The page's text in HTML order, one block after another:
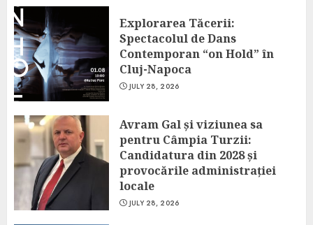
Explorarea Tăcerii:
Spectacolul de Dans
Contemporan “on Hold” în
Cluj-Napoca
JULY 28, 2026
Avram Gal și viziunea sa
pentru Câmpia Turzii:
Candidatura din 2028 și
provocările administrației
locale
JULY 28, 2026